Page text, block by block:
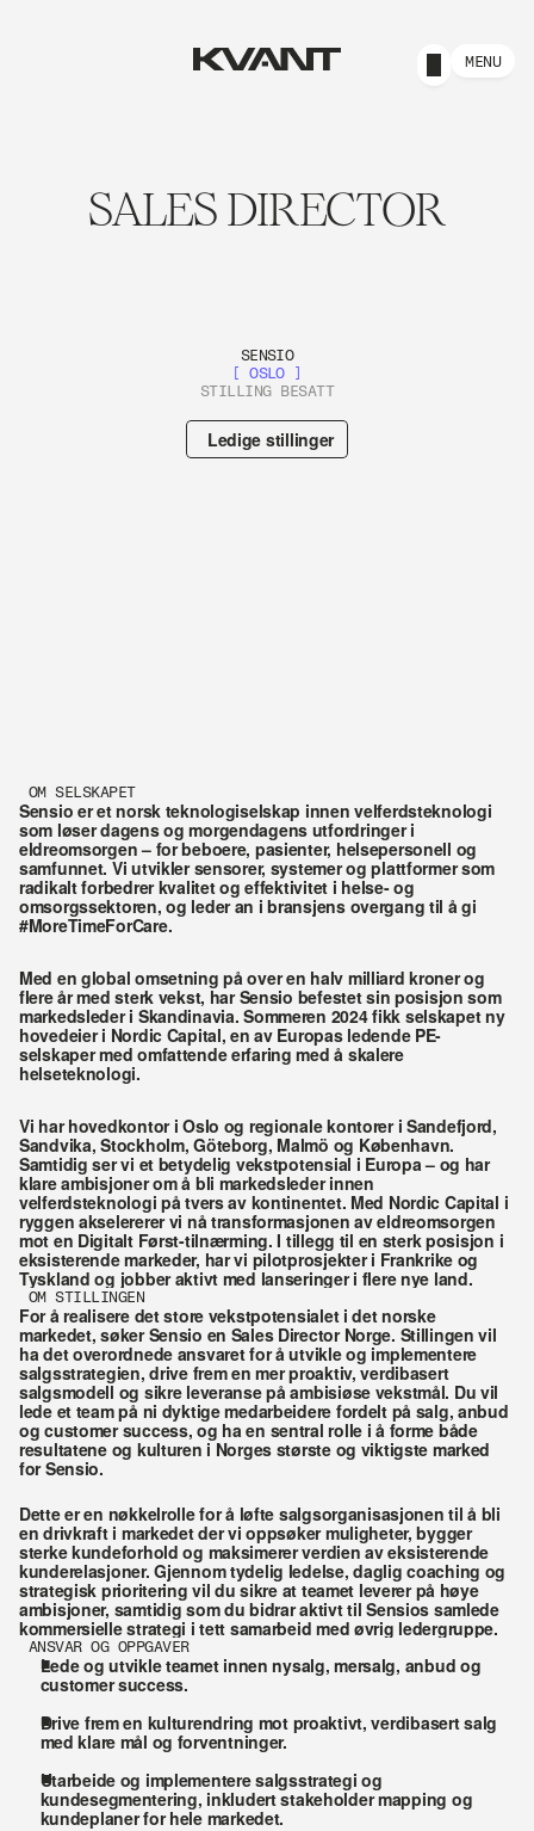
MENU
SALES DIRECTOR
SENSIO
[ OSLO ]
STILLING BESATT
Ledige stillinger
OM SELSKAPET
Sensio er et norsk teknologiselskap innen velferdsteknologi
som løser dagens og morgendagens utfordringer i
eldreomsorgen – for beboere, pasienter, helsepersonell og
samfunnet. Vi utvikler sensorer, systemer og plattformer som
radikalt forbedrer kvalitet og effektivitet i helse- og
omsorgssektoren, og leder an i bransjens overgang til å gi
#MoreTimeForCare.
Med en global omsetning på over en halv milliard kroner og
flere år med sterk vekst, har Sensio befestet sin posisjon som
markedsleder i Skandinavia. Sommeren 2024 fikk selskapet ny
hovedeier i Nordic Capital, en av Europas ledende PE-
selskaper med omfattende erfaring med å skalere
helseteknologi.
Vi har hovedkontor i Oslo og regionale kontorer i Sandefjord,
Sandvika, Stockholm, Göteborg, Malmö og København.
Samtidig ser vi et betydelig vekstpotensial i Europa – og har
klare ambisjoner om å bli markedsleder innen
velferdsteknologi på tvers av kontinentet. Med Nordic Capital i
ryggen akselererer vi nå transformasjonen av eldreomsorgen
mot en Digitalt Først-tilnærming. I tillegg til en sterk posisjon i
eksisterende markeder, har vi pilotprosjekter i Frankrike og
Tyskland og jobber aktivt med lanseringer i flere nye land.
OM STILLINGEN
For å realisere det store vekstpotensialet i det norske
markedet, søker Sensio en Sales Director Norge. Stillingen vil
ha det overordnede ansvaret for å utvikle og implementere
salgsstrategien, drive frem en mer proaktiv, verdibasert
salgsmodell og sikre leveranse på ambisiøse vekstmål. Du vil
lede et team på ni dyktige medarbeidere fordelt på salg, anbud
og customer success, og ha en sentral rolle i å forme både
resultatene og kulturen i Norges største og viktigste marked
for Sensio.
Dette er en nøkkelrolle for å løfte salgsorganisasjonen til å bli
en drivkraft i markedet der vi oppsøker muligheter, bygger
sterke kundeforhold og maksimerer verdien av eksisterende
kunderelasjoner. Gjennom tydelig ledelse, daglig coaching og
strategisk prioritering vil du sikre at teamet leverer på høye
ambisjoner, samtidig som du bidrar aktivt til Sensios samlede
kommersielle strategi i tett samarbeid med øvrig ledergruppe.
ANSVAR OG OPPGAVER
Lede og utvikle teamet innen nysalg, mersalg, anbud og
customer success.
Drive frem en kulturendring mot proaktivt, verdibasert salg
med klare mål og forventninger.
Utarbeide og implementere salgsstrategi og
kundesegmentering, inkludert stakeholder mapping og
kundeplaner for hele markedet.